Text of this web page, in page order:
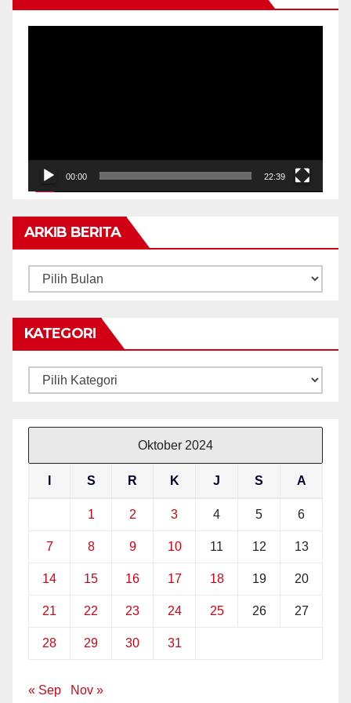
00:00 22:39
ARKIB BERITA
ARKIB
KATEGORI
Kategori
Oktober 2024
S R K J S A
1 2 3 4 5 6
7 8 9 10 11 12 13
14 15 16 17 18 19 20
21 22 23 24 25 26 27
28 29 30 31
« Sep Nov »